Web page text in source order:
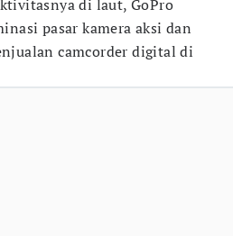
di laut, GoPro
pasar kamera aksi dan
camcorder digital di